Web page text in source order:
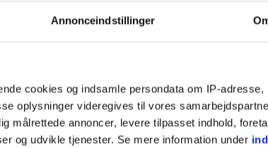
Annonceindstillinger
cookies og indsamle persondata om IP-adresse,
oplysninger videregives til vores
målrettede annoncer, levere tilpasset indhold,
og udvikle tjenester. Se mere information under
DIVERSE